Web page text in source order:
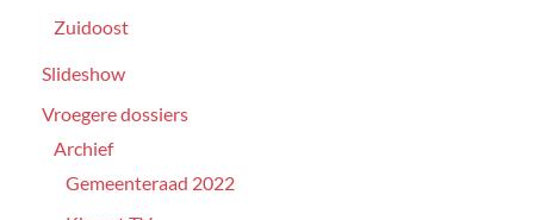
Zuidoost
Slideshow
Vroegere dossiers
Archief
Gemeenteraad 2022